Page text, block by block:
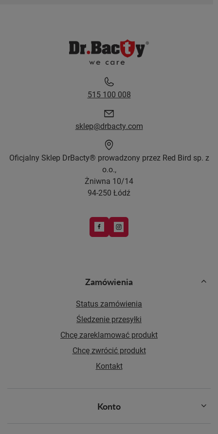
Zamówienia
Status zamówienia
Śledzenie przesyłki
Chcę zareklamować produkt
Chcę zwrócić produkt
Kontakt
Konto
515 100 008
sklep@drbacty.com
Oficjalny Sklep DrBacty® prowadzony przez Red Bird sp. z
o.o.,
Żniwna 10/14
94-250 Łódź